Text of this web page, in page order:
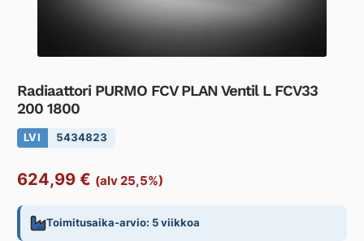
Radiaattori PURMO FCV PLAN Ventil L FCV33
200 1800
LVI 5434823
624,99 € (alv 25,5%)
Toimitusaika-arvio: 5 viikkoa